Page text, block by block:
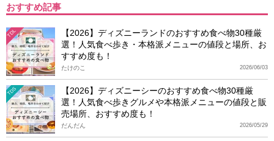
おすすめ記事
TDL
【2026】ディズニーランドのおすすめ食べ物30種厳
選！人気食べ歩き・本格派メニューの値段と場所、お
すすめ度も！
2026/06/03
たけのこ
TDS
【2026】ディズニーシーのおすすめ食べ物30種厳
選！人気食べ歩きグルメや本格派メニューの値段と販
売場所、おすすめ度も！
2026/05/29
だんだん